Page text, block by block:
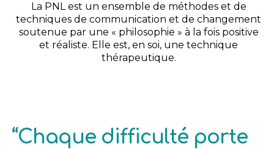
La PNL est un ensemble de méthodes et de
techniques de communication et de changement
soutenue par une « philosophie » à la fois positive
et réaliste. Elle est, en soi, une technique
thérapeutique.
“Chaque difficulté porte